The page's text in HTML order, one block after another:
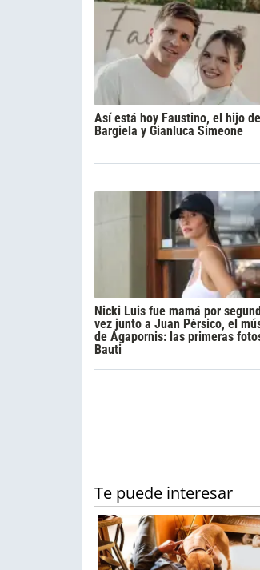
Así está hoy Faustino, el hijo
Bargiela y Gianluca Simeone
Nicki Luis fue mamá por
vez junto a Juan Pérsico, el
de Agapornis: las primeras
Bauti